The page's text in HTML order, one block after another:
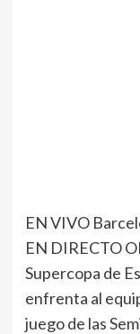
EN VIVO
EN DIRECTO
Supercopa de
enfrenta al
juego de las